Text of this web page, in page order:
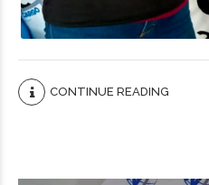
CONTINUE READING